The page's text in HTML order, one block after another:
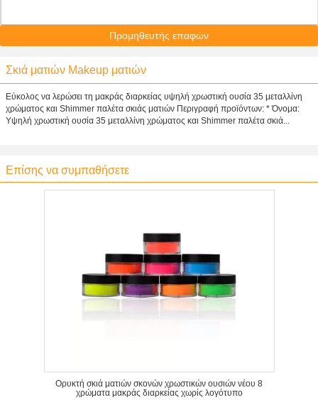
Προμηθευτής επαφών
Σκιά ματιών Makeup ματιών
Εύκολος να λερώσει τη μακράς διαρκείας υψηλή χρωστική ουσία 35 μεταλλίνη
χρώματος και Shimmer παλέτα σκιάς ματιών Περιγραφή προϊόντων: * Όνομα:
Υψηλή χρωστική ουσία 35 μεταλλίνη χρώματος και Shimmer παλέτα σκιά...
Επίσης να συμπαθήσετε
Ορυκτή σκιά ματιών σκονών χρωστικών ουσιών νέου 8
χρώματα μακράς διαρκείας χωρίς λογότυπο